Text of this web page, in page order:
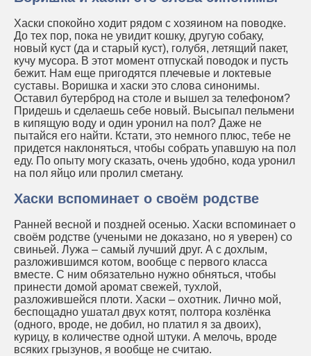
Хаски спокойно ходит рядом с хозяином на поводке.
До тех пор, пока не увидит кошку, другую собаку,
новый куст (да и старый куст), голубя, летящий пакет,
кучу мусора. В этот момент отпускай поводок и пусть
бежит. Нам еще пригодятся плечевые и локтевые
суставы. Воришка и хаски это слова синонимы.
Оставил бутерброд на столе и вышел за телефоном?
Придешь и сделаешь себе новый. Высыпал пельмени
в кипящую воду и один уронил на пол? Даже не
пытайся его найти. Кстати, это немного плюс, тебе не
придется наклоняться, чтобы собрать упавшую на пол
еду. По опыту могу сказать, очень удобно, кода уронил
на пол яйцо или пролил сметану.
Хаски вспоминает о своём родстве
Ранней весной и поздней осенью. Хаски вспоминает о
своём родстве (учеными не доказано, но я уверен) со
свиньей. Лужа – самый лучший друг. А с дохлым,
разложившимся котом, вообще с первого класса
вместе. С ним обязательно нужно обняться, чтобы
принести домой аромат свежей, тухлой,
разложившейся плоти. Хаски – охотник. Лично мой,
беспощадно ушатал двух котят, полтора козлёнка
(одного, вроде, не добил, но платил я за двоих),
курицу, в количестве одной штуки. А мелочь, вроде
всяких грызунов, я вообще не считаю.